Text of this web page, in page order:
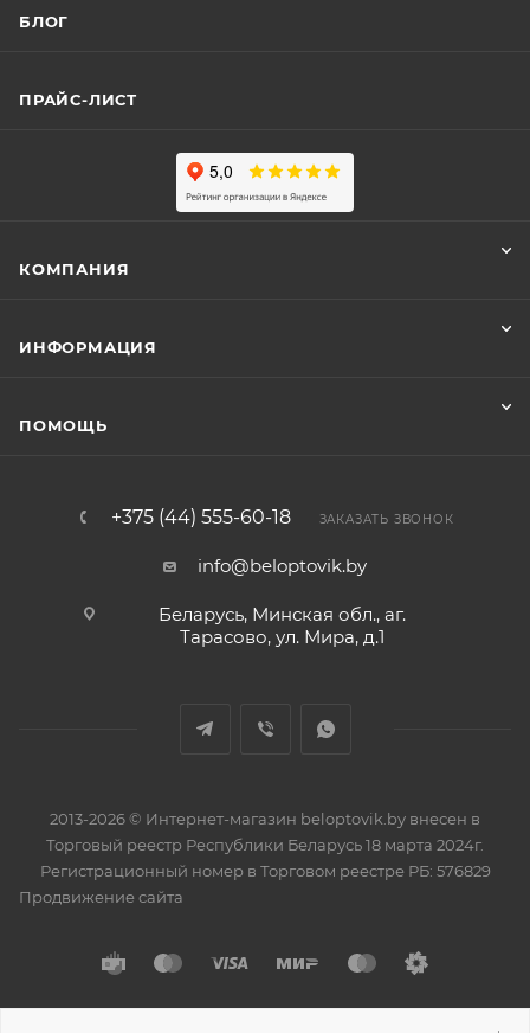
БЛОГ
ПРАЙС-ЛИСТ
КОМПАНИЯ
ИНФОРМАЦИЯ
ПОМОЩЬ
+375 (44) 555-60-18 ЗАКАЗАТЬ ЗВОНОК
info@beloptovik.by
Беларусь, Минская обл., аг.
Тарасово, ул. Мира, д.1
2013-2026 © Интернет-магазин beloptovik.by внесен в
Торговый реестр Республики Беларусь 18 марта 2024г.
Регистрационный номер в Торговом реестре РБ: 576829
Продвижение сайта